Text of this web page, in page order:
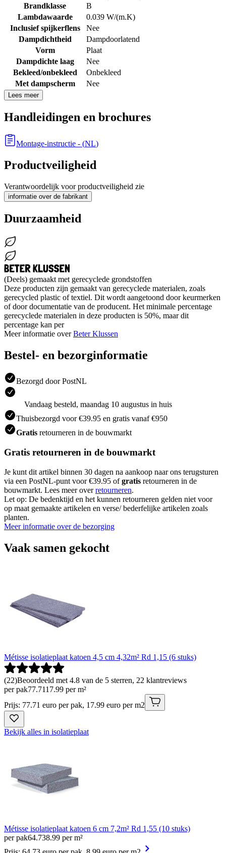
Brandklasse
B
Lambdawaarde
0.039 W/(m.K)
Inclusief spijkerflens
Nee
Dampdichtheid
Dampdoorlatend
Vorm
Plaat
Dampdichte laag
Nee
Bekleed/onbekleed
Onbekleed
Met dampscherm
Nee
Lees meer
Handleidingen en brochures
Montage-instructie - (NL)
Productveiligheid
Verantwoordelijk voor productveiligheid zie
informatie over de fabrikant
Duurzaamheid
(Deels) gemaakt met gerecyclede grondstoffen
Deze producten zijn gemaakt van gerecyclede materialen, zoals
gerecycled plastic of textiel. Dit wordt aangetoond door keurmerken
of door documentatie van de producent. Het minimale percentage
gerecyclede materialen in deze producten is 50%, maar dit
percentage kan per
Meer informatie overBeter Klussen
Bestel- en bezorginformatie
Bezorgd door PostNL
Vandaag besteld, maandag 10 augustus in huis
Thuisbezorgd voor €39.95 en gratis vanaf €950
Gratis retourneren in de bouwmarkt
Gratis retourneren in de bouwmarkt
Je kunt dit artikel binnen 30 dagen na aankoop naar ons terugsturen
via een PostNL-punt voor €39.95 ofgratis retourneren in de
bouwmarkt. Lees meer overretourneren.
Let op: De bedenktijd en het kunnen retourneren gelden niet voor
op maat gemaakte artikelen en verse/ bederfelijke artikelen zoals
planten.
Meer informatie over de bezorging
Vaak samen gekocht
Métisse isolatieplaat katoen 4,5 cm 4,32m² Rd 1,15 (6 stuks)
(22)Beoordeeld met 4.8 van de 5 sterren, 22 klantreviews
per pak77.7117.99 per m²
Prijs: 77.71 euro per pak, 17.99 euro per m2
Bekijk alles in isolatieplaat
Métisse isolatieplaat katoen 6 cm 7,2m² Rd 1,55 (10 stuks)
per pak64.738.99 per m²